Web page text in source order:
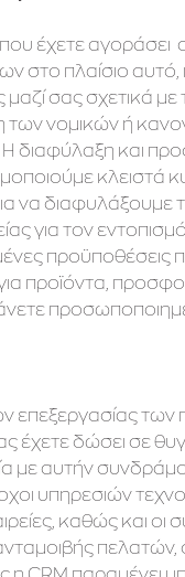
έχετε αγοράσει
πλαίσιο
σας σχετικά με
των νομικών ή
διαφύλαξη και
να
για τον
προϋποθέσεις
προϊόντα,
των
δώσει σε
με αυτήν
υπηρεσιών
καθώς και οι
πελατών,